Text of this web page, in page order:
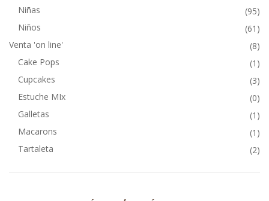
Niñas
(95)
Niños
(61)
Venta 'on line'
(8)
Cake Pops
(1)
Cupcakes
(3)
Estuche MIx
(0)
Galletas
(1)
Macarons
(1)
Tartaleta
(2)